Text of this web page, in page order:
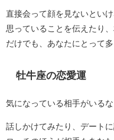
直接会って顔を見ないとい
思っていることを伝えたり
だけでも、あなたにとって
牡牛座の恋愛運
気になっている相手がいる
話しかけてみたり、デート